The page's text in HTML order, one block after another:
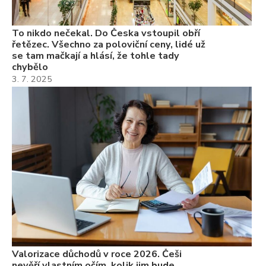
To nikdo nečekal. Do Česka vstoupil obří
řetězec. Všechno za poloviční ceny, lidé už
se tam mačkají a hlásí, že tohle tady
chybělo
3. 7. 2025
Valorizace důchodů v roce 2026. Češi